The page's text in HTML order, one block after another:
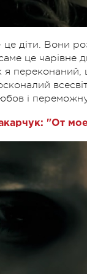
діти. Вони
це чарівне
я
і
"От